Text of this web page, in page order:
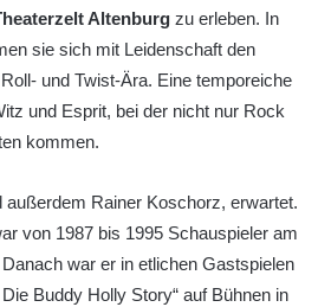
Altenburg zu erleben. In
sie sich mit Leidenschaft den
und Twist-Ära. Eine temporeiche
und Esprit, bei der nicht nur Rock
kommen.
Rainer Koschorz, erwartet.
von 1987 bis 1995 Schauspieler am
war er in etlichen Gastspielen
Buddy Holly Story“ auf Bühnen in